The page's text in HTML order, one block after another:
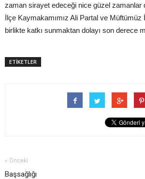
zaman sirayet edeceği nice güzel zamanlar
İlçe Kaymakamımız Ali Partal ve
birlikte katkı sunmaktan dolayı son derece
ETİKETLER
« Önceki
Başsağlığı